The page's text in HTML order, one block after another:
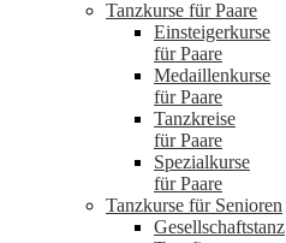
Tanzkurse für Paare
Einsteigerkurse
für Paare
Medaillenkurse
für Paare
Tanzkreise
für Paare
Spezialkurse
für Paare
Tanzkurse für Senioren
Gesellschaftstanz